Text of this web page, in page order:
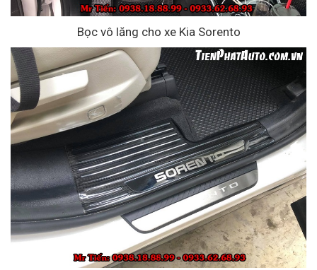
Bọc vô lăng cho xe Kia Sorento